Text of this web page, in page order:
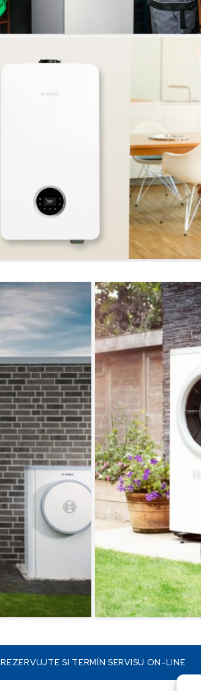
REZERVUJTE SI TERMÍN SERVISU ON-LINE